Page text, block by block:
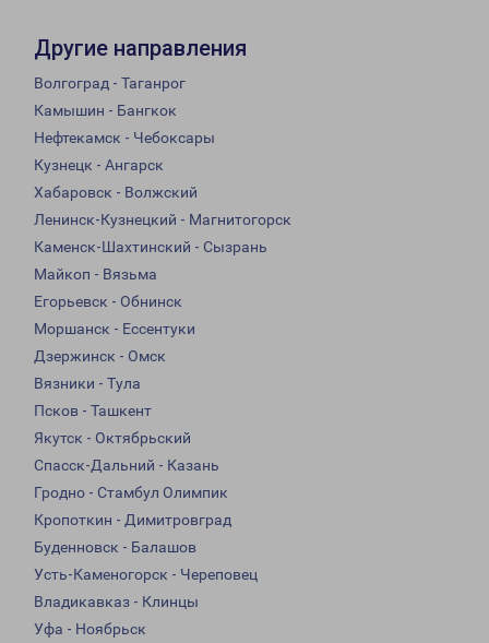
Другие направления
Волгоград - Таганрог
Камышин - Бангкок
Нефтекамск - Чебоксары
Кузнецк - Ангарск
Хабаровск - Волжский
Ленинск-Кузнецкий - Магнитогорск
Каменск-Шахтинский - Сызрань
Майкоп - Вязьма
Егорьевск - Обнинск
Моршанск - Ессентуки
Дзержинск - Омск
Вязники - Тула
Псков - Ташкент
Якутск - Октябрьский
Спасск-Дальний - Казань
Гродно - Стамбул Олимпик
Кропоткин - Димитровград
Буденновск - Балашов
Усть-Каменогорск - Череповец
Владикавказ - Клинцы
Уфа - Ноябрьск